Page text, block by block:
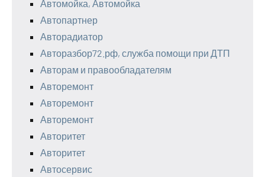
Автомойка, Автомойка
Автопартнер
Авторадиатор
Авторазбор72.рф, служба помощи при ДТП
Авторам и правообладателям
Авторемонт
Авторемонт
Авторемонт
Авторитет
Авторитет
Автосервис